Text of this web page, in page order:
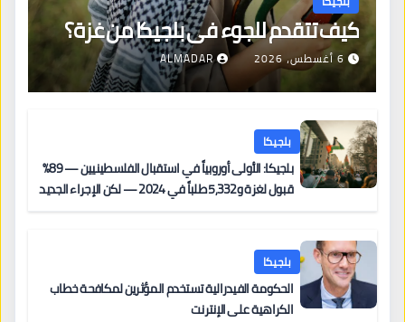
كيف تتقدم للجوء في بلجيكا من غزة؟
6 أغسطس، 2026 ALMADAR
بلجيكا
بلجيكا: الأولى أوروبياً في استقبال الفلسطينيين — 89%
قبول لغزة و5,332 طلباً في 2024 — لكن الإجراء الجديد
بلجيكا
الحكومة الفيدرالية تستخدم المؤثرين لمكافحة خطاب
الكراهية على الإنترنت